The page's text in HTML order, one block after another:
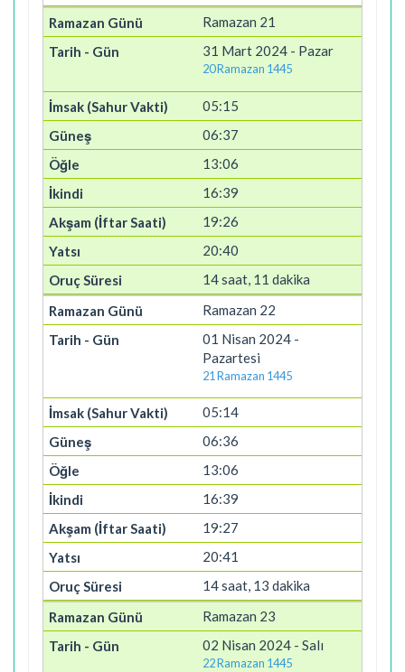
Ramazan 21
31 Mart 2024 - Pazar
20 Ramazan 1445
05:15
06:37
13:06
16:39
19:26
20:40
14 saat, 11 dakika
Ramazan 22
01 Nisan 2024 -
Pazartesi
21 Ramazan 1445
05:14
06:36
13:06
16:39
19:27
20:41
14 saat, 13 dakika
Ramazan 23
02 Nisan 2024 - Salı
22 Ramazan 1445